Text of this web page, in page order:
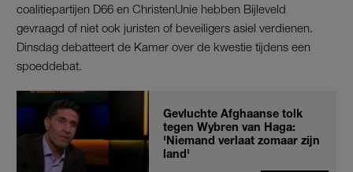
coalitiepartijen D66 en ChristenUnie hebben Bijleveld
gevraagd of niet ook juristen of beveiligers asiel verdienen.
Dinsdag debatteert de Kamer over de kwestie tijdens een
spoeddebat.
Gevluchte Afghaanse tolk
tegen Wybren van Haga:
'Niemand verlaat zomaar zijn
land'